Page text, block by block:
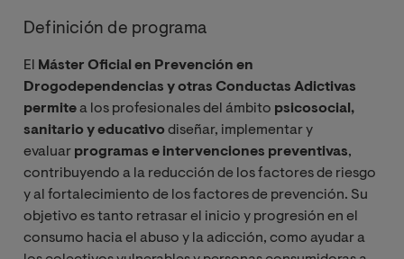
Definición de programa
El Máster Oficial en Prevención en
Drogodependencias y otras Conductas Adictivas
permitea los profesionales del ámbito psicosocial,
sanitario y educativo diseñar, implementar y
evaluar programas e intervenciones preventivas,
contribuyendo a la reducción de los factores de riesgo
y al fortalecimiento de los factores de prevención. Su
objetivo es tanto retrasar el inicio y progresión en el
consumo hacia el abuso y la adicción, como ayudar a